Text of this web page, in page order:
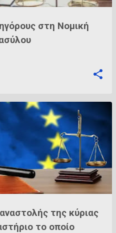
στη Νομική
της κύριας
το οποίο